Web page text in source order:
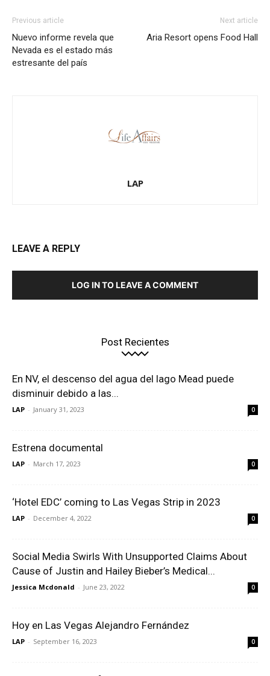
Previous article
Nuevo informe revela que
Nevada es el estado más
estresante del país
Next article
Aria Resort opens Food Hall
LAP
LEAVE A REPLY
LOG IN TO LEAVE A COMMENT
Post Recientes
En NV, el descenso del agua del lago Mead puede
disminuir debido a las...
LAP - January 31, 2023 0
Estrena documental
LAP - March 17, 2023 0
‘Hotel EDC’ coming to Las Vegas Strip in 2023
LAP - December 4, 2022 0
Social Media Swirls With Unsupported Claims About
Cause of Justin and Hailey Bieber’s Medical...
Jessica Mcdonald - June 23, 2022 0
Hoy en Las Vegas Alejandro Fernández
LAP - September 16, 2023 0